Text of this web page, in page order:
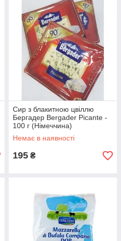
Сир з блакитною цвіллю
Бергадер Bergader Picante -
100 г (Німеччина)
Немає в наявності
195 ₴